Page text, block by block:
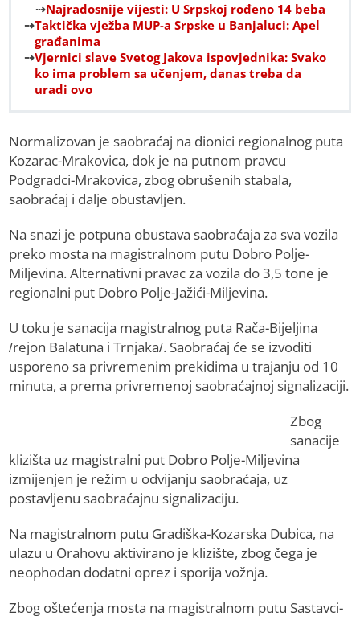
Najradosnije vijesti: U Srpskoj rođeno 14 beba
Taktička vježba MUP-a Srpske u Banjaluci: Apel
građanima
Vjernici slave Svetog Jakova ispovjednika: Svako
ko ima problem sa učenjem, danas treba da
uradi ovo
Normalizovan je saobraćaj na dionici regionalnog puta
Kozarac-Mrakovica, dok je na putnom pravcu
Podgradci-Mrakovica, zbog obrušenih stabala,
saobraćaj i dalje obustavljen.
Na snazi je potpuna obustava saobraćaja za sva vozila
preko mosta na magistralnom putu Dobro Polje-
Miljevina. Alternativni pravac za vozila do 3,5 tone je
regionalni put Dobro Polje-Jažići-Miljevina.
U toku je sanacija magistralnog puta Rača-Bijeljina
/rejon Balatuna i Trnjaka/. Saobraćaj će se izvoditi
usporeno sa privremenim prekidima u trajanju od 10
minuta, a prema privremenoj saobraćajnoj signalizaciji.
Zbog
sanacije
klizišta uz magistralni put Dobro Polje-Miljevina
izmijenjen je režim u odvijanju saobraćaja, uz
postavljenu saobraćajnu signalizaciju.
Na magistralnom putu Gradiška-Kozarska Dubica, na
ulazu u Orahovu aktivirano je klizište, zbog čega je
neophodan dodatni oprez i sporija vožnja.
Zbog oštećenja mosta na magistralnom putu Sastavci-